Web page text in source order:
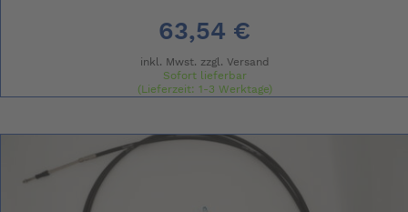
63,54 €
inkl. Mwst. zzgl. Versand
Sofort lieferbar
(Lieferzeit: 1-3 Werktage)